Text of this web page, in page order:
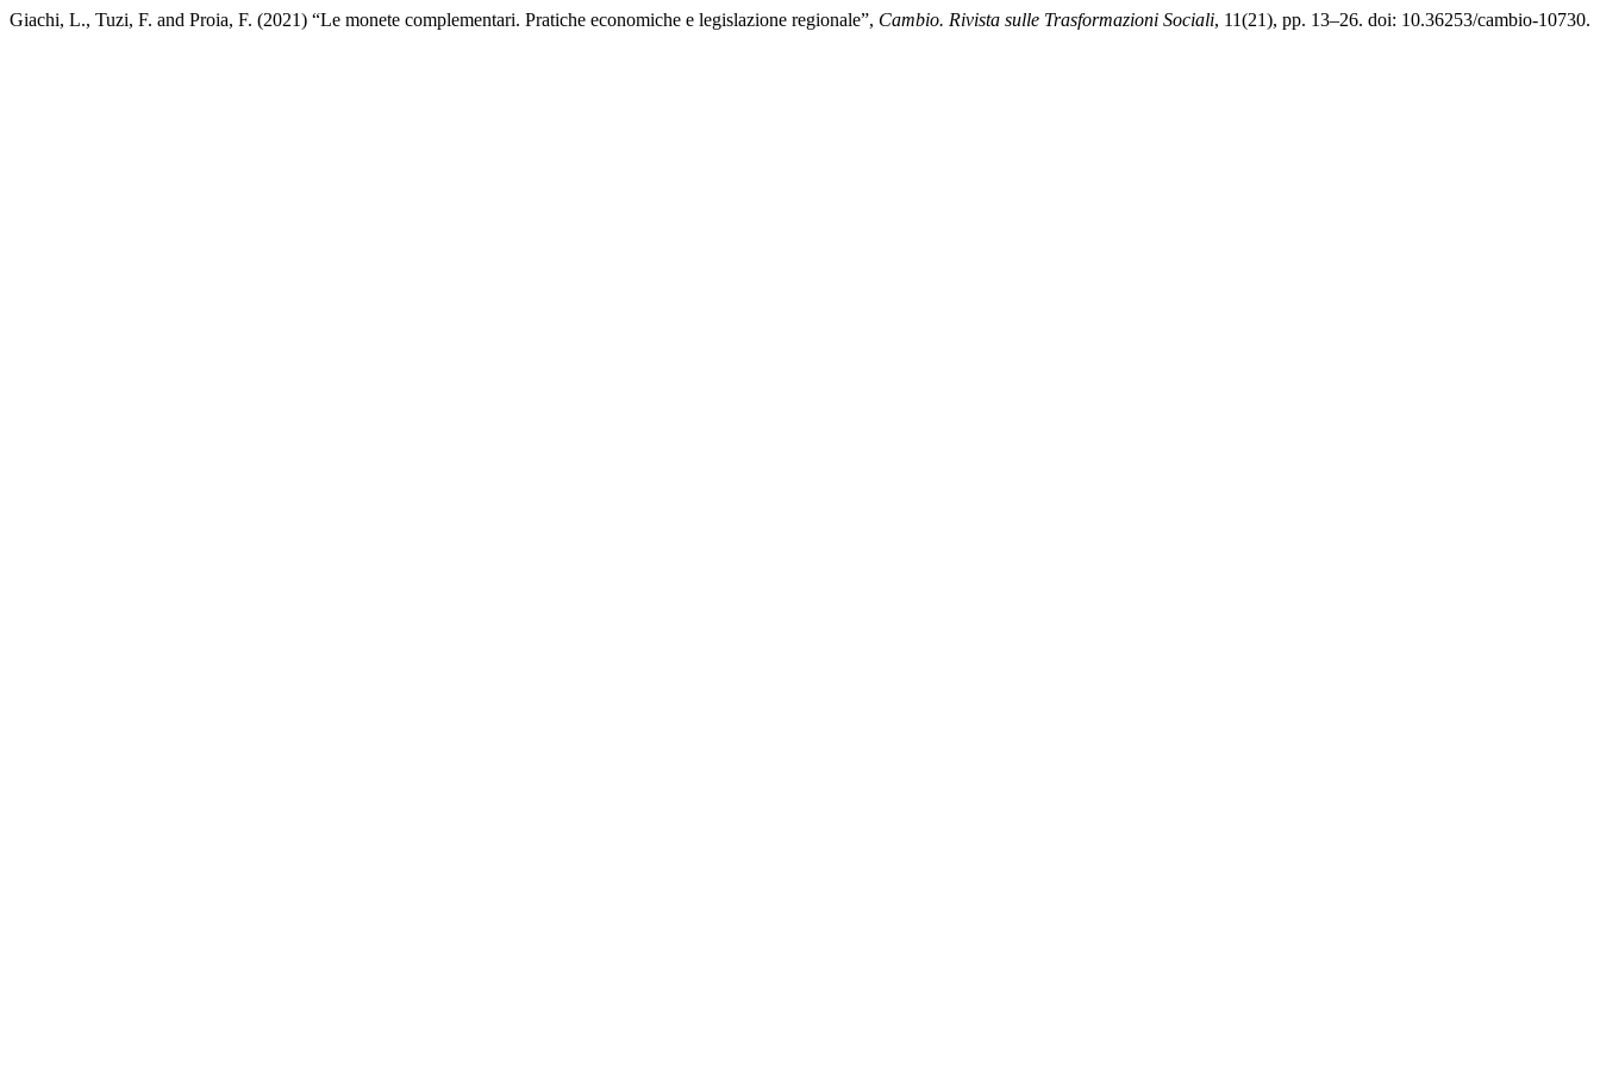
Giachi, L., Tuzi, F. and Proia, F. (2021) “Le monete complementari. Pratiche economiche e legislazione regionale”, Cambio. Rivista sulle Trasformazioni Sociali, 11(21), pp. 13–26. doi: 10.36253/cambio-10730.